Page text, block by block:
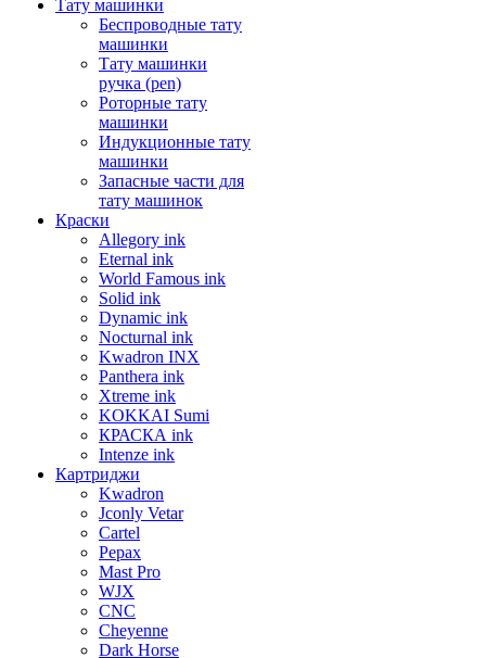
Тату машинки
Беспроводные тату
машинки
Тату машинки
ручка (pen)
Роторные тату
машинки
Индукционные тату
машинки
Запасные части для
тату машинок
Краски
Allegory ink
Eternal ink
World Famous ink
Solid ink
Dynamic ink
Nocturnal ink
Kwadron INX
Panthera ink
Xtreme ink
KOKKAI Sumi
КРАСКА ink
Intenze ink
Картриджи
Kwadron
Jconly Vetar
Cartel
Pepax
Mast Pro
WJX
CNC
Cheyenne
Dark Horse